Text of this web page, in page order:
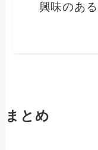
興味のあ
まとめ